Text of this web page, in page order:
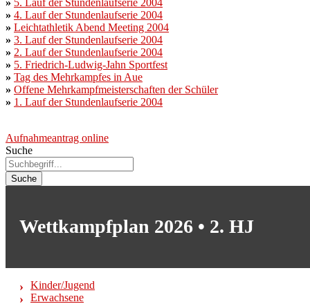
» 5. Lauf der Stundenlaufserie 2004
» 4. Lauf der Stundenlaufserie 2004
» Leichtathletik Abend Meeting 2004
» 3. Lauf der Stundenlaufserie 2004
» 2. Lauf der Stundenlaufserie 2004
» 5. Friedrich-Ludwig-Jahn Sportfest
» Tag des Mehrkampfes in Aue
» Offene Mehrkampfmeisterschaften der Schüler
» 1. Lauf der Stundenlaufserie 2004
Aufnahmeantrag online
Suche
Suche
Wettkampfplan 2026 • 2. HJ
Kinder/Jugend
Erwachsene